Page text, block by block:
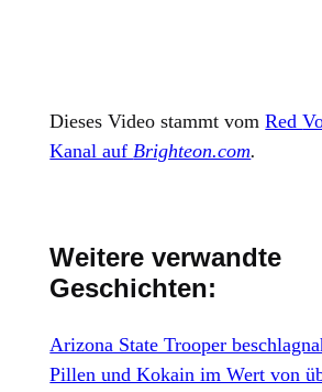
Dieses Video stammt vomRed
Kanal aufBrighteon.com.
Weitere verwandte
Geschichten:
Arizona State Trooper
Pillen und Kokain im Wert von